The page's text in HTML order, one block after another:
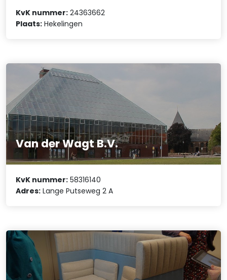
KvK nummer: 24363662
Plaats: Hekelingen
Van der Wagt B.V.
KvK nummer: 58316140
Adres: Lange Putseweg 2 A